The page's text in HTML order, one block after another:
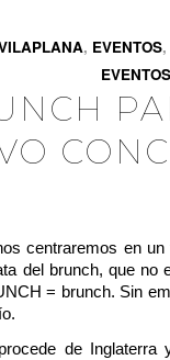
, EVENTOS,
centraremos en
del brunch, que no
= brunch. Sin
de